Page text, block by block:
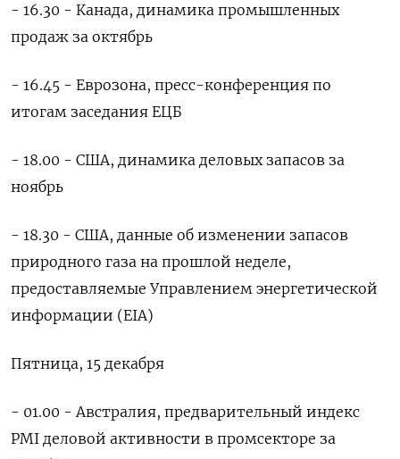
- 16.30 - Канада, динамика промышленных
продаж за октябрь
- 16.45 - Еврозона, пресс-конференция по
итогам заседания ЕЦБ
- 18.00 - США, динамика деловых запасов за
ноябрь
- 18.30 - США, данные об изменении запасов
природного газа на прошлой неделе,
предоставляемые Управлением энергетической
информации (EIA)
Пятница, 15 декабря
- 01.00 - Австралия, предварительный индекс
PMI деловой активности в промсекторе за